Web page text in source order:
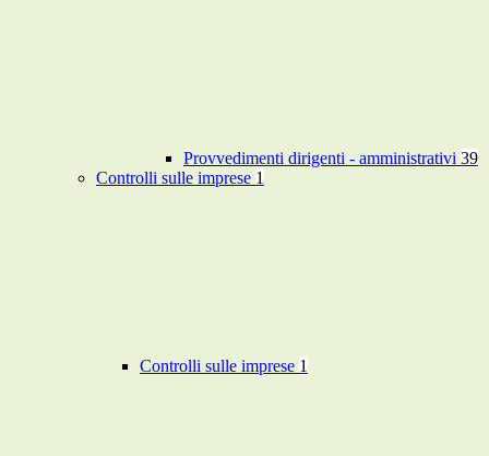
Provvedimenti dirigenti - amministrativi 39
Controlli sulle imprese 1
Controlli sulle imprese 1